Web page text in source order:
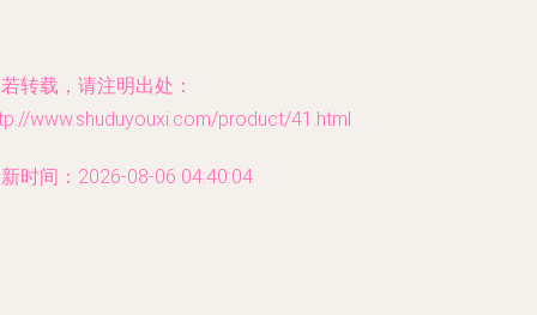
转载，请注明出处：
www.shuduyouxi.com/product/41.html
时间：2026-08-06 04:40:04